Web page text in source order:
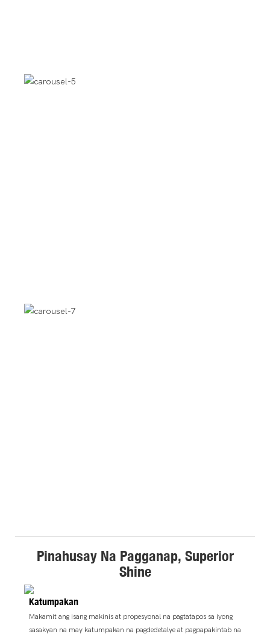
Pinahusay Na Pagganap, Superior
Shine
Katumpakan
Makamit ang isang makinis at propesyonal na pagtatapos sa iyong
sasakyan na may katumpakan na pagdedetalye at pagpapakintab na